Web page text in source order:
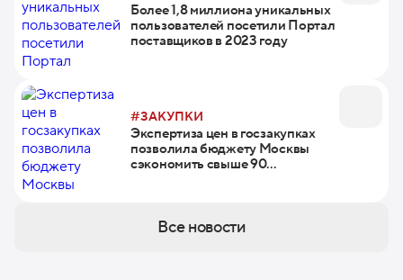
Более 1,8 миллиона уникальных
пользователей посетили Портал
поставщиков в 2023 году
#ЗАКУПКИ
Экспертиза цен в госзакупках
позволила бюджету Москвы
сэкономить свыше 90
Все новости